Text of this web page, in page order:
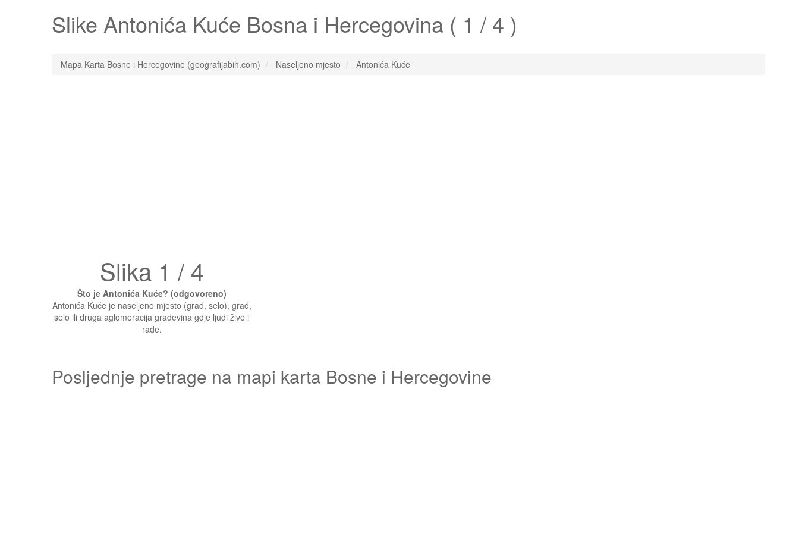
Slike Antonića Kuće Bosna i Hercegovina ( 1 / 4 )
Mapa Karta Bosne i Hercegovine (geografijabih.com) Naseljeno mjesto Antonića Kuće
Slika 1 / 4
Što je Antonića Kuće? (odgovoreno)
Antonića Kuće je naseljeno mjesto (grad, selo), grad,
selo ili druga aglomeracija građevina gdje ljudi žive i
rade.
Posljednje pretrage na mapi karta Bosne i Hercegovine